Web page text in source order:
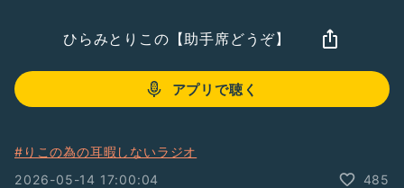
ひらみとりこの【助手席どうぞ】
アプリで聴く
#りこの為の耳暇しないラジオ
2026-05-14 17:00:04
485